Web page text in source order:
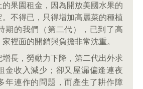
果園租金，因為開放美國水果的
不得已，只得增加高麗菜的種植
期的我們（第二代），已到了高
裡面的開銷與負擔非常沈重。
增長，勞動力下降，第二代出外求
金收入減少；卻又屋漏偏逢連夜
年連作的問題，而產生了耕作障